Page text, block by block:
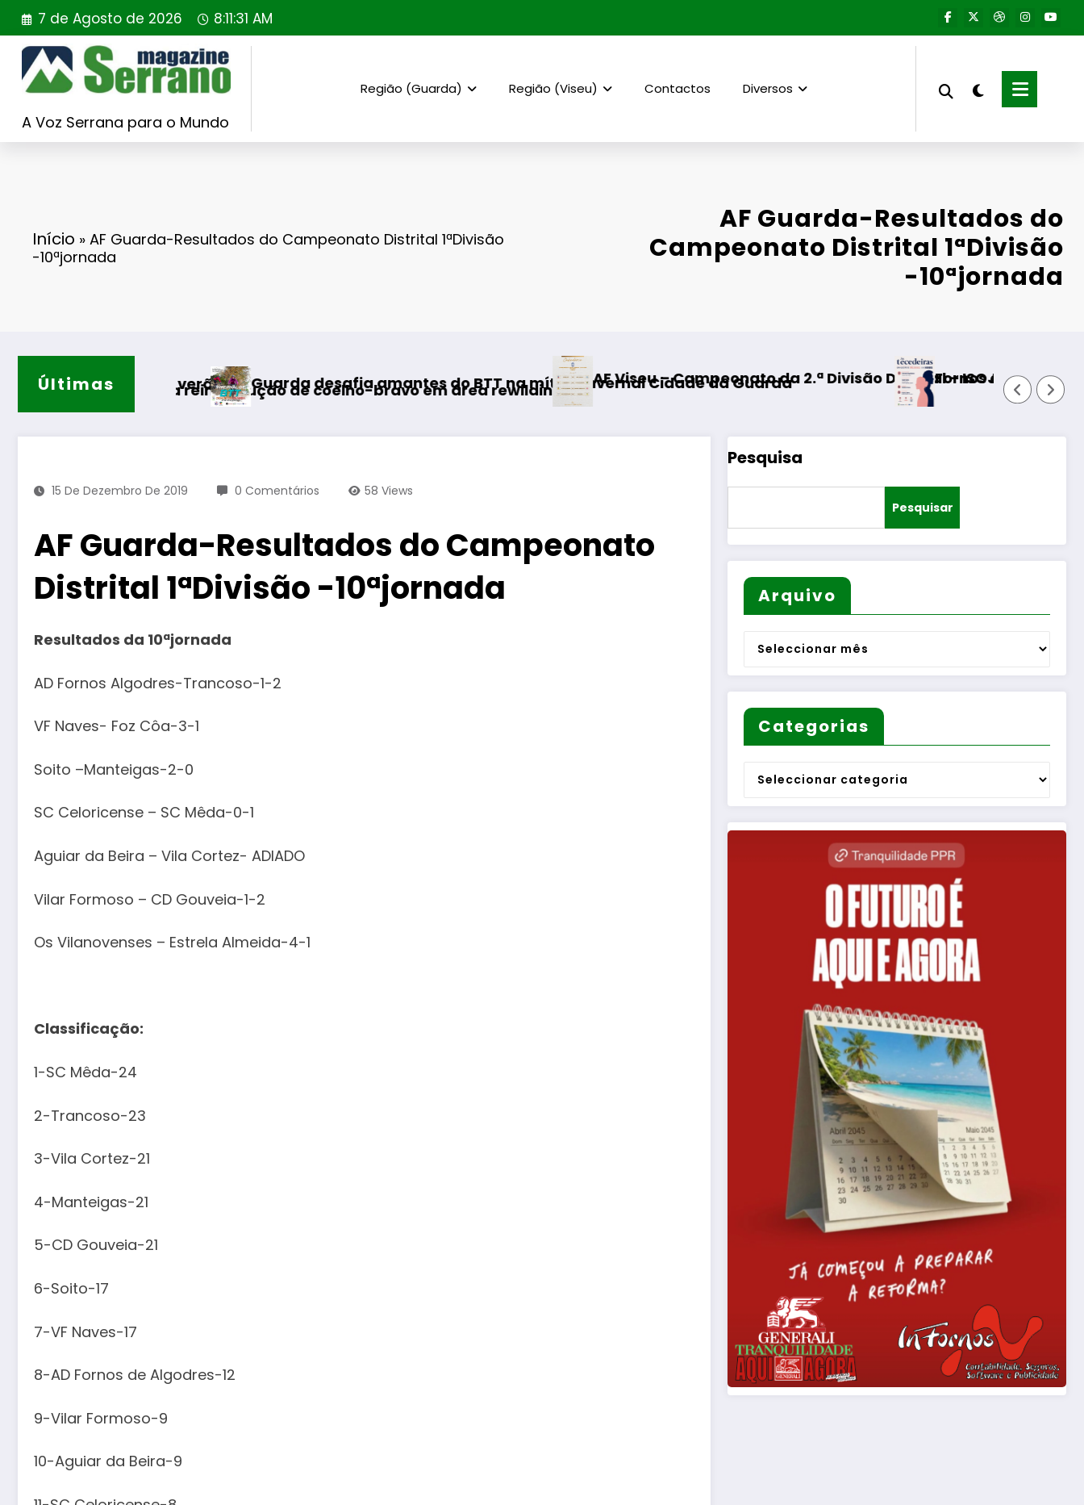
Saltar
para
conteúdo
7 de Agosto de 2026 8:11:33 AM
A Voz Serrana para o Mundo
Região (Guarda) Região (Viseu) Contactos Diversos
Início » AF Guarda-Resultados do Campeonato Distrital 1ªDivisão
-10ªjornada
AF Guarda-Resultados do
Campeonato Distrital 1ªDivisão
-10ªjornada
Últimas
verão
reintrodução de coelho-bravo em área rewilding
Guarda desafia amantes do BTT na mítica Invernal Cidade da GuardaAF Viseu – Campeonato da 2.ª Divisão Distrital – ISOJOFER sorteado
Fornos de Algodres – Momento de
15 De Dezembro De 2019 0 Comentários 58 Views
AF Guarda-Resultados do Campeonato
Distrital 1ªDivisão -10ªjornada
Resultados da 10ªjornada
AD Fornos Algodres-Trancoso-1-2
VF Naves- Foz Côa-3-1
Soito –Manteigas-2-0
SC Celoricense – SC Mêda-0-1
Aguiar da Beira – Vila Cortez- ADIADO
Vilar Formoso – CD Gouveia-1-2
Os Vilanovenses – Estrela Almeida-4-1
Classificação:
1-SC Mêda-24
2-Trancoso-23
3-Vila Cortez-21
4-Manteigas-21
5-CD Gouveia-21
6-Soito-17
7-VF Naves-17
8-AD Fornos de Algodres-12
9-Vilar Formoso-9
10-Aguiar da Beira-9
Pesquisa
Pesquisar
Arquivo
Arquivo
Categorias
Categorias